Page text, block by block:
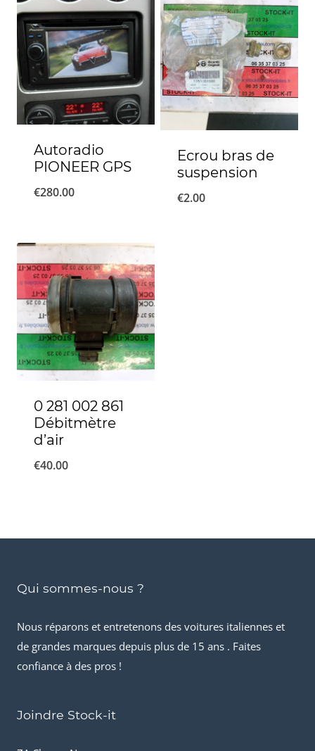
Autoradio
PIONEER GPS
€280.00
Ecrou bras de
suspension
€2.00
0 281 002 861
Débitmètre
d’air
€40.00
Qui sommes-nous ?
Nous réparons et entretenons des voitures italiennes et
de grandes marques depuis plus de 15 ans . Faites
confiance à des pros !
Joindre Stock-it